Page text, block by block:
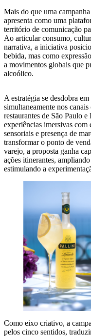
Mais do que uma
apresenta como uma
território de comunicação
Ao articular consumo,
narrativa, a iniciativa
bebida, mas como
a movimentos globais que
alcoólico.
A estratégia se desdobra
simultaneamente nos
restaurantes de São Paulo
experiências imersivas com
sensoriais e presença de
transformar o ponto de
varejo, a proposta ganha
ações itinerantes,
estimulando a
Como eixo criativo, a
pelos cinco sentidos,